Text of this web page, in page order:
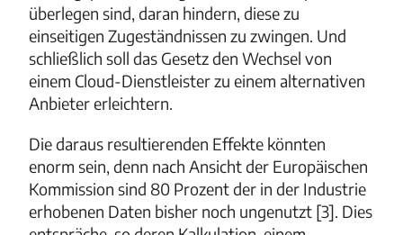
überlegen sind, daran hindern, diese zu
einseitigen Zugeständnissen zu zwingen. Und
schließlich soll das Gesetz den Wechsel von
einem Cloud-Dienstleister zu einem alternativen
Anbieter erleichtern.
Die daraus resultierenden Effekte könnten
enorm sein, denn nach Ansicht der Europäischen
Kommission sind 80 Prozent der in der Industrie
erhobenen Daten bisher noch ungenutzt [3]. Dies